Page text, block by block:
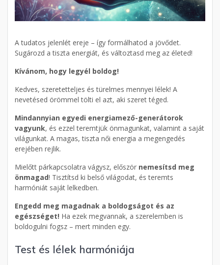
A tudatos jelenlét ereje – így formálhatod a jövődet.
Sugározd a tiszta energiát, és változtasd meg az életed!
Kívánom, hogy legyél boldog!
Kedves, szeretetteljes és türelmes mennyei lélek! A
nevetésed örömmel tölti el azt, aki szeret téged.
Mindannyian egyedi energiamező-generátorok
vagyunk, és ezzel teremtjük önmagunkat, valamint a saját
világunkat. A magas, tiszta női energia a megengedés
erejében rejlik.
Mielőtt párkapcsolatra vágysz, először nemesítsd meg
önmagad! Tisztítsd ki belső világodat, és teremts
harmóniát saját lelkedben.
Engedd meg magadnak a boldogságot és az
egészséget! Ha ezek megvannak, a szerelemben is
boldogulni fogsz – mert minden egy.
Test és lélek harmóniája